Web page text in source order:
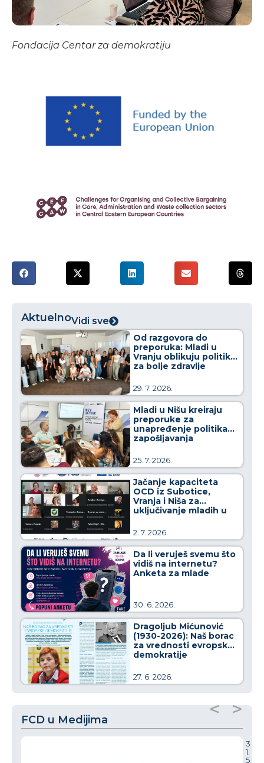
Fondacija Centar za demokratiju
AktuelnoVidi sve
Od razgovora do
preporuka: Mladi u
Vranju oblikuju politike
za bolje zdravlje
29. 7. 2026.
Mladi u Nišu kreiraju
preporuke za
unapređenje politika
zapošljavanja
25. 7. 2026.
Jačanje kapaciteta
OCD iz Subotice,
Vranja i Niša za
uključivanje mladih u
2. 7. 2026.
Da li veruješ svemu što
vidiš na internetu?
Anketa za mlade
30. 6. 2026.
Dragoljub Mićunović
(1930-2026): Naš borac
za vrednosti evropske
demokratije
27. 6. 2026.
FCD u Medijima
3
1.
5
< >